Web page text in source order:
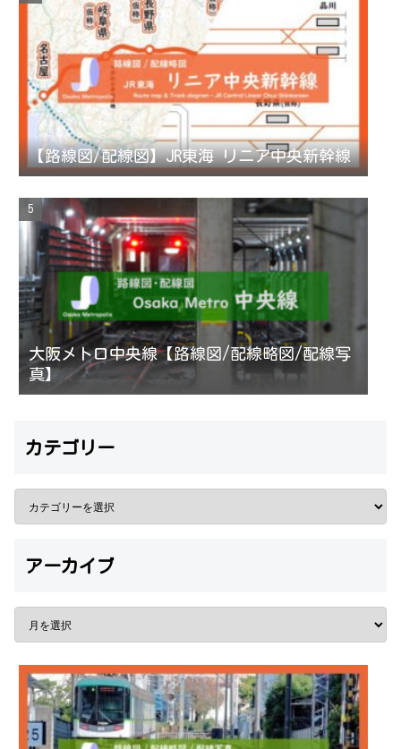
【路線図/配線図】JR東海 リニア中央新幹線
大阪メトロ中央線【路線図/配線略図/配線写
真】
カテゴリー
アーカイブ